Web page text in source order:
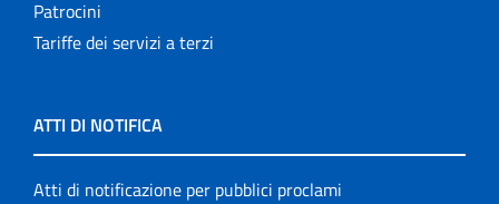
Patrocini
Tariffe dei servizi a terzi
ATTI DI NOTIFICA
Atti di notificazione per pubblici proclami